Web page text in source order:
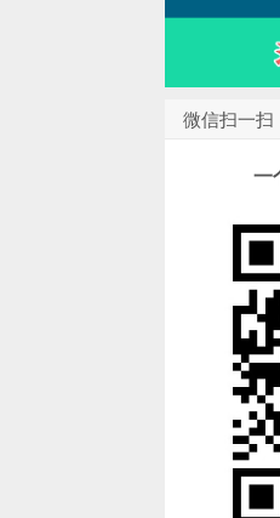
微信扫一扫
一